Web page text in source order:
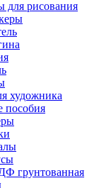
для рисования
художника
пособия
грунтованная